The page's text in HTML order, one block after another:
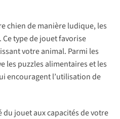
chien de manière ludique, les
type de jouet favorise
votre animal. Parmi les
les puzzles alimentaires et les
encouragent l’utilisation de
jouet aux capacités de votre